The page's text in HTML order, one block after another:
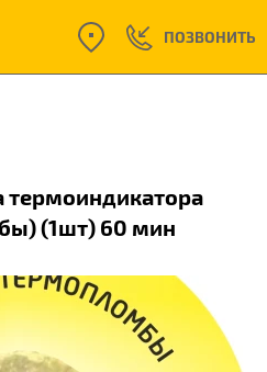
ПОЗВОНИТЬ
термоиндикатора
(1шт) 60 мин